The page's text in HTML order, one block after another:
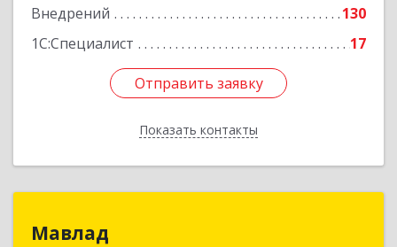
Внедрений
130
1С:Специалист
17
Отправить заявку
Показать контакты
Отправить заявку
Назад
Мавлад